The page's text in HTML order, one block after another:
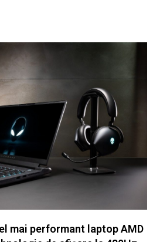
mai performant laptop AMD